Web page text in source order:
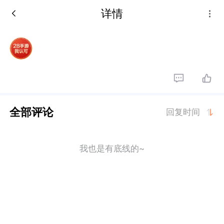
详情
全部评论 回复时间
我也是有底线的~